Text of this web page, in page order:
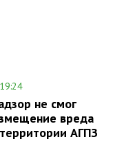
не смог
вреда
АГПЗ